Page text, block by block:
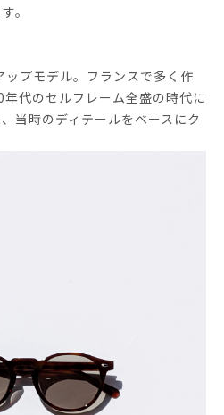
。
プモデル。 フランスで多く作
代のセルフレーム全盛の時代に
当時のディテールをベースにク